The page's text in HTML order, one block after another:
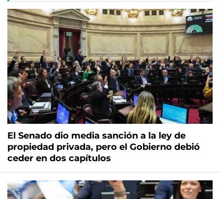
El Senado dio media sanción a la ley de
propiedad privada, pero el Gobierno debió
ceder en dos capítulos